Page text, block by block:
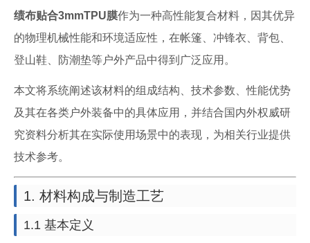
绩布贴合3mmTPU膜作为一种高性能复合材料，因其优异
的物理机械性能和环境适应性，在帐篷、冲锋衣、背包、
登山鞋、防潮垫等户外产品中得到广泛应用。
本文将系统阐述该材料的组成结构、技术参数、性能优势
及其在各类户外装备中的具体应用，并结合国内外权威研
究资料分析其在实际使用场景中的表现，为相关行业提供
技术参考。
1. 材料构成与制造工艺
1.1 基本定义